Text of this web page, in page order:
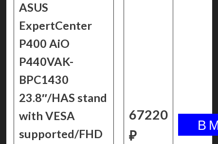
ASUS
ExpertCenter
P400 AiO
P440VAK-
BPC1430
23.8″/HAS stand
with VESA
supported/FHD
67220
₽